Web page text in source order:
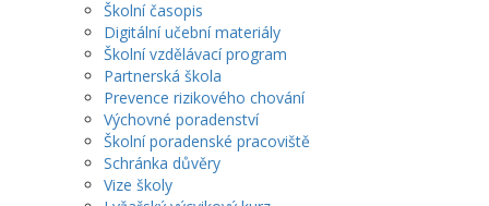
Školní časopis
Digitální učební materiály
Školní vzdělávací program
Partnerská škola
Prevence rizikového chování
Výchovné poradenství
Školní poradenské pracoviště
Schránka důvěry
Vize školy